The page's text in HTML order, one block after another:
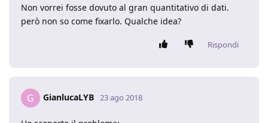
Non vorrei fosse dovuto al gran quantitativo di dati.
però non so come fixarlo. Qualche idea?
Rispondi
G GianlucaLYB 23 ago 2018